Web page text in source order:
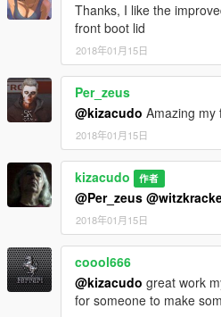
Thanks, I like the
front boot lid
2018年01月15日
Per_zeus
@kizacudo Amazing my
2018年01月15日
kizacudo 作者
@Per_zeus
2018年01月15日
coool666
@kizacudo great work
for someone to make